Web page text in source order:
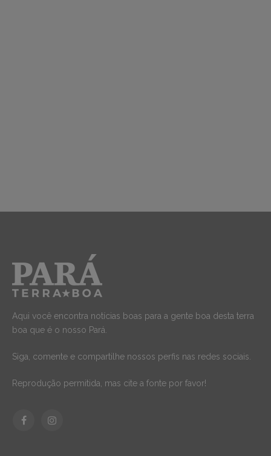
Aqui você encontra notícias boas para a gente boa desta terra
boa que é o nosso Pará.
Siga, comente e compartilhe nossos perfis nas redes sociais.
Reprodução permitida, mas cite a fonte por favor!
FacebookInstagram